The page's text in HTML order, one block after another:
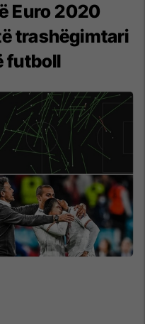
Euro 2020
trashëgimtari
futboll